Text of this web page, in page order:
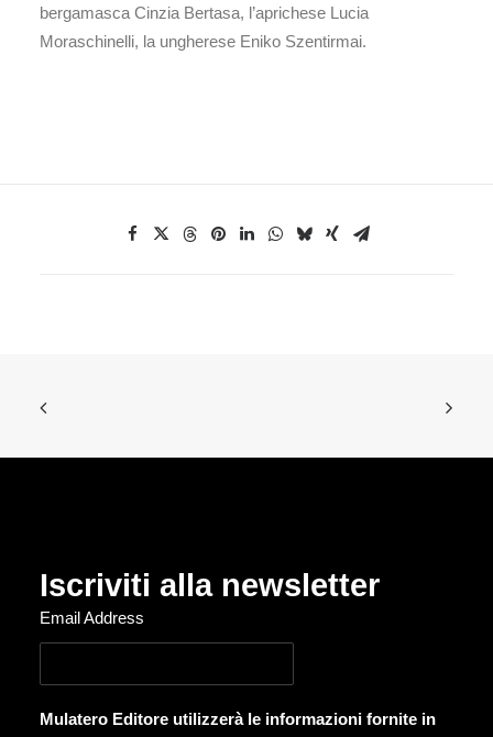
bergamasca Cinzia Bertasa, l’aprichese Lucia
Moraschinelli, la ungherese Eniko Szentirmai.
Iscriviti alla newsletter
Email Address
Mulatero Editore utilizzerà le informazioni fornite in